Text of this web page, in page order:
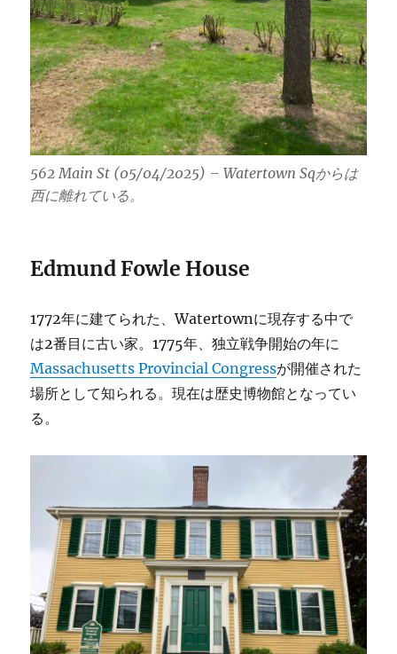
562 Main St (05/04/2025) – Watertown Sqからは
西に離れている。
Edmund Fowle House
1772年に建てられた、Watertownに現存する中で
は2番目に古い家。1775年、独立戦争開始の年に
Massachusetts Provincial Congressが開催された
場所として知られる。現在は歴史博物館となってい
る。